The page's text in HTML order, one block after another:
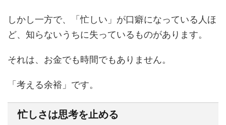
しかし一方で、「忙しい」が口癖になっている人ほ
ど、知らないうちに失っているものがあります。
それは、お金でも時間でもありません。
「考える余裕」です。
忙しさは思考を止める